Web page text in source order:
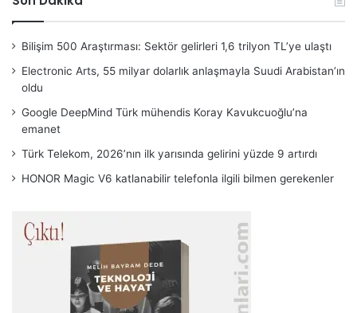
Bilişim 500 Araştırması: Sektör gelirleri 1,6 trilyon TL’ye ulaştı
Electronic Arts, 55 milyar dolarlık anlaşmayla Suudi Arabistan’ın
oldu
Google DeepMind Türk mühendis Koray Kavukcuoğlu’na
emanet
Türk Telekom, 2026’nın ilk yarısında gelirini yüzde 9 artırdı
HONOR Magic V6 katlanabilir telefonla ilgili bilmen gerekenler